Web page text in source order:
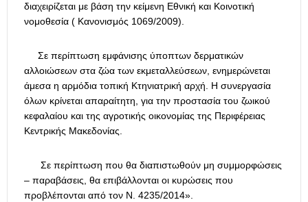
διαχειρίζεται με βάση την κείμενη Εθνική και Κοινοτική
νομοθεσία ( Κανονισμός 1069/2009).
Σε περίπτωση εμφάνισης ύποπτων δερματικών
αλλοιώσεων στα ζώα των εκμεταλλεύσεων, ενημερώνεται
άμεσα η αρμόδια τοπική Κτηνιατρική αρχή. Η συνεργασία
όλων κρίνεται απαραίτητη, για την προστασία του ζωικού
κεφαλαίου και της αγροτικής οικονομίας της Περιφέρειας
Κεντρικής Μακεδονίας.
Σε περίπτωση που θα διαπιστωθούν μη συμμορφώσεις
– παραβάσεις, θα επιβάλλονται οι κυρώσεις που
προβλέπονται από τον Ν. 4235/2014».